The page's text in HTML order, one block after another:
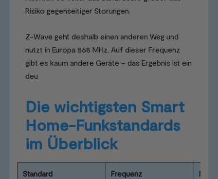
Risiko gegenseitiger Störungen.
Z-Wave geht deshalb einen anderen Weg und
nutzt in Europa 868 MHz. Auf dieser Frequenz
gibt es kaum andere Geräte – das Ergebnis ist ein
deu
Die wichtigsten Smart
Home-Funkstandards
im Überblick
Standard Frequenz